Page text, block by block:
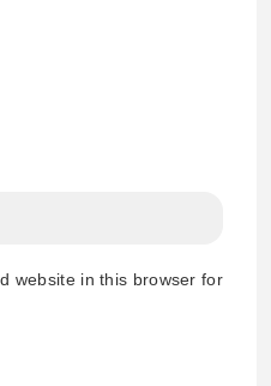
website in this browser for